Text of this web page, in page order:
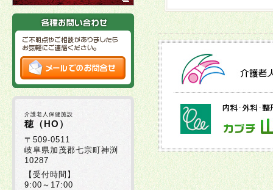
2025年09月01日
2025年08月29日
2025年08月05日
2025年07月30日
介護老人保健施設
穂（HO）
〒509-0511
岐阜県加茂郡七宗町神渕
10287
【受付時間】
9:00～17:00